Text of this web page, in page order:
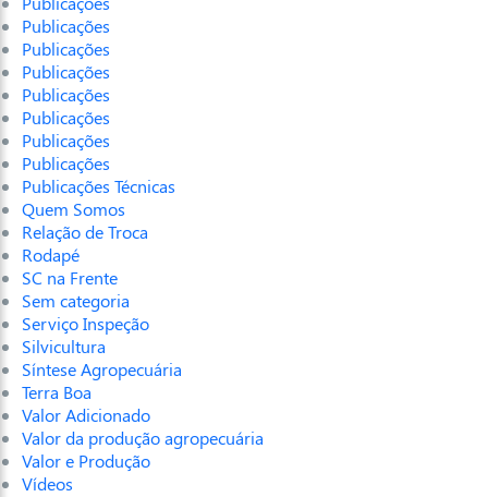
Publicações
Publicações
Publicações
Publicações
Publicações
Publicações
Publicações
Publicações Técnicas
Quem Somos
Relação de Troca
Rodapé
SC na Frente
Sem categoria
Serviço Inspeção
Silvicultura
Síntese Agropecuária
Terra Boa
Valor Adicionado
Valor da produção agropecuária
Valor e Produção
Vídeos